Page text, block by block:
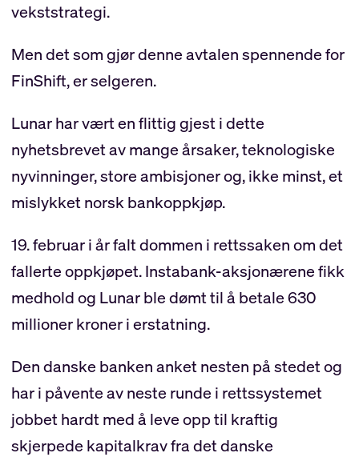
vekststrategi.
Men det som gjør denne avtalen spennende for
FinShift, er selgeren.
Lunar har vært en flittig gjest i dette
nyhetsbrevet av mange årsaker, teknologiske
nyvinninger, store ambisjoner og, ikke minst, et
mislykket norsk bankoppkjøp.
19. februar i år falt dommen i rettssaken om det
fallerte oppkjøpet. Instabank-aksjonærene fikk
medhold og Lunar ble dømt til å betale 630
millioner kroner i erstatning.
Den danske banken anket nesten på stedet og
har i påvente av neste runde i rettssystemet
jobbet hardt med å leve opp til kraftig
skjerpede kapitalkrav fra det danske